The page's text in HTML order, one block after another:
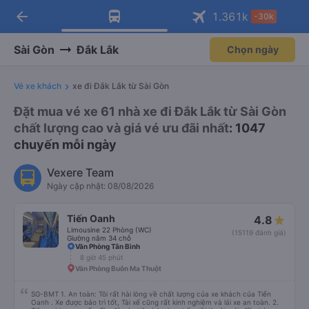
Tải app Vexere ngay!
Nhận ưu đãi thành viên độc
Mở app
Tải app Vexere
-30k/ghế khi đặt vé máy bay qua
Mở app
arrow_back 1.361 k -30k
Sài Gòn Đắk Lắk Chọn ngày
Vé xe khách xe đi Đắk Lắk từ Sài Gòn
Đặt mua vé xe 61 nhà xe đi Đắk Lắk từ Sài Gòn
chất lượng cao và giá vé ưu đãi nhất: 1047
chuyến mỗi ngày
Vexere Team
Ngày cập nhật: 08/08/2026
Tiến Oanh
Limousine 22 Phòng (WC)
Giường nằm 34 chỗ
4.8
(15119 đánh giá)
Văn Phòng Tân Bình
8 giờ 45 phút
Văn Phòng Buôn Ma Thuột
SG-BMT 1. An toàn: Tôi rất hài lòng về chất lượng của xe khách của Tiến
Oanh . Xe được bảo trì tốt, Tài xế cũng rất kinh nghiệm và lái xe an toàn. 2.